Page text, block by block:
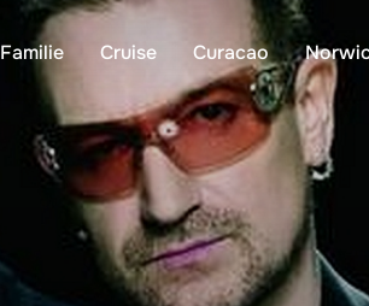
Familie Cruise Curacao